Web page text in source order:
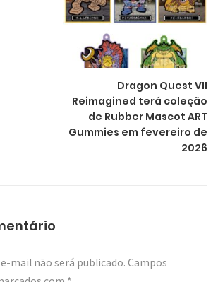
Dragon Quest VII
Reimagined terá coleção
de Rubber Mascot ART
Gummies em fevereiro de
2026
mail não será publicado. Campos